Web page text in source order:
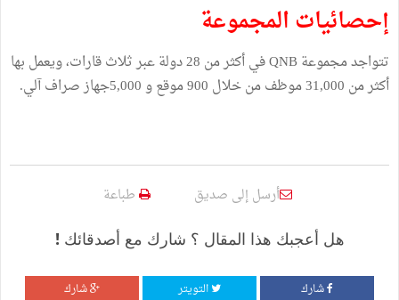
إحصائيات المجموعة
تتواجد مجموعة QNB في أكثر من 28 دولة عبر ثلاث قارات، ويعمل بها
أكثر من 31,000 موظف من خلال 900 موقع و 5,000جهاز صراف آلي.
أرسل إلى صديق طباعة
هل أعجبك هذا المقال ؟ شارك مع أصدقائك !
شارك التويتر شارك